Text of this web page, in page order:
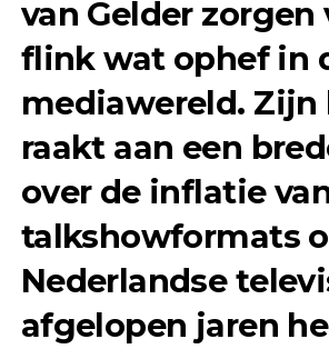
van Gelder zorgen
flink wat ophef in
mediawereld.
raakt aan een
over de inflatie
talkshowformats
Nederlandse
afgelopen jaren